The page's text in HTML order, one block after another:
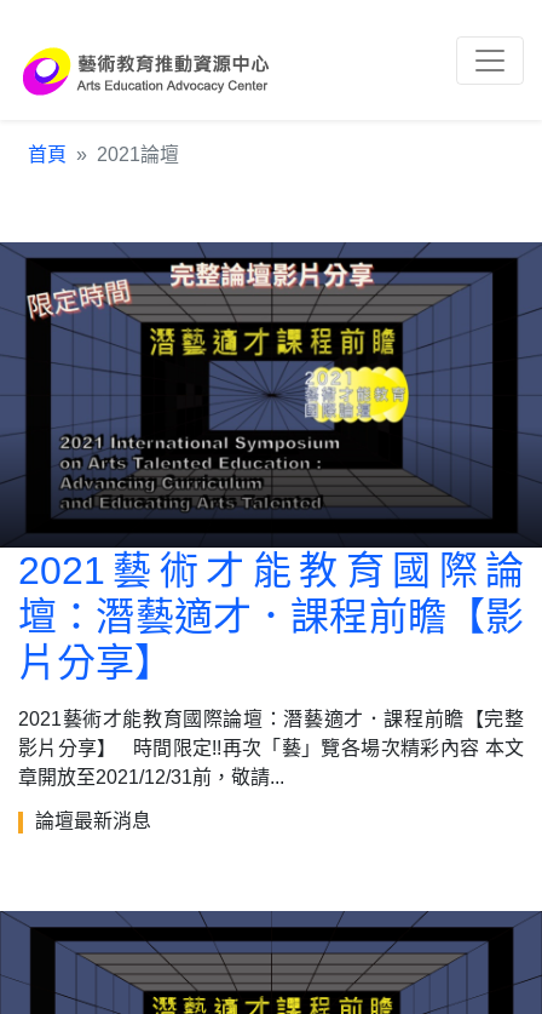
首頁 2021論壇
2021藝術才能教育國際論
壇：潛藝適才．課程前瞻【影
片分享】
2021藝術才能教育國際論壇：潛藝適才．課程前瞻【完整
影片分享】 時間限定!!再次「藝」覽各場次精彩內容 本文
章開放至2021/12/31前，敬請...
論壇最新消息